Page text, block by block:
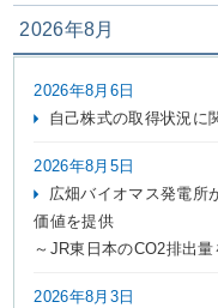
プレスリリース
2026年8月
2026年8月6日
自己株式の取得状況に
2026年8月5日
広畑バイオマス発電所
価値を提供
～JR東日本のCO2排出
2026年8月3日